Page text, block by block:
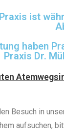
ist
haben
Praxis Dr.
Besuch in
aufsuchen,